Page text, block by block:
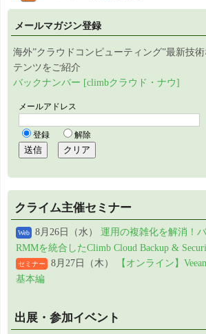
メールマガジン登録
海外”クラウドコンピューティング”最新技
テンツをご紹介
バックナンバー [climbクラウド・ナウ]
クライム主催セミナー
Web 8月26日（水） 運用の複雑化を解消！
RMMを統合したClimb Cloud Backup &
セミナー 8月27日（木）
【オンライン】
基本編
出展・参加イベント